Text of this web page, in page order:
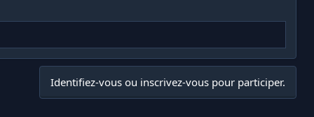
Identifiez-vous ou inscrivez-vous pour participer.